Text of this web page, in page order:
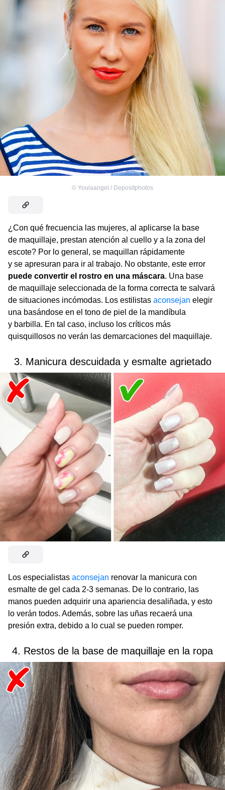
© Youlaangel / Depositphotos
¿Con qué frecuencia las mujeres, al aplicarse la base
de maquillaje, prestan atención al cuello y a la zona del
escote? Por lo general, se maquillan rápidamente
y se apresuran para ir al trabajo. No obstante, este error
puede convertir el rostro en una máscara. Una base
de maquillaje seleccionada de la forma correcta te salvará
de situaciones incómodas. Los estilistas aconsejan elegir
una basándose en el tono de piel de la mandíbula
y barbilla. En tal caso, incluso los críticos más
quisquillosos no verán las demarcaciones del maquillaje.
3. Manicura descuidada y esmalte agrietado
Los especialistas aconsejan renovar la manicura con
esmalte de gel cada 2-3 semanas. De lo contrario, las
manos pueden adquirir una apariencia desaliñada, y esto
lo verán todos. Además, sobre las uñas recaerá una
presión extra, debido a lo cual se pueden romper.
4. Restos de la base de maquillaje en la ropa